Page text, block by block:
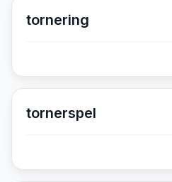
tornering
tornerspel